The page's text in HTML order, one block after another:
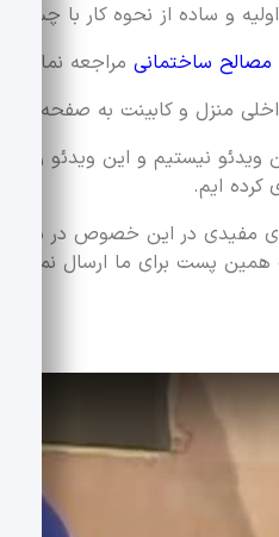
و ساده از نحوه کار با چسب
مصالح ساختمانی مراجعه نمایید.
منزل و کابینت به صفحه
ویدئو نیستیم و این ویدئو را
کرده ایم.
مفیدی در این خصوص در شبکه
همین پست برای ما ارسال نموده